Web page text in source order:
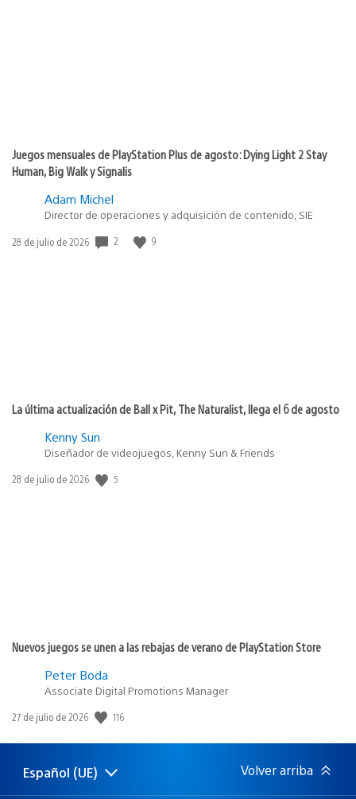
Juegos mensuales de PlayStation Plus de agosto: Dying Light 2 Stay
Human, Big Walk y Signalis
Adam Michel
Director de operaciones y adquisición de contenido, SIE
Fecha
28 de julio de 2026 2 9
La última actualización de Ball x Pit, The Naturalist, llega el 6 de agosto
Kenny Sun
Diseñador de videojuegos, Kenny Sun & Friends
Fecha
28 de julio de 2026 5
Nuevos juegos se unen a las rebajas de verano de PlayStation Store
Peter Boda
Associate Digital Promotions Manager
Fecha
publicación:
27 de julio de 2026 116
Selecciona
una
Región
actual:
Español (UE) Volver arriba